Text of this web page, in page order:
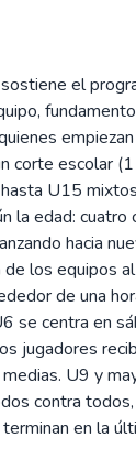
el
corte escolar
U15
la edad: cuatro
hacia
los equipos
de una
se centra en
jugadores
U9 y
contra
en la